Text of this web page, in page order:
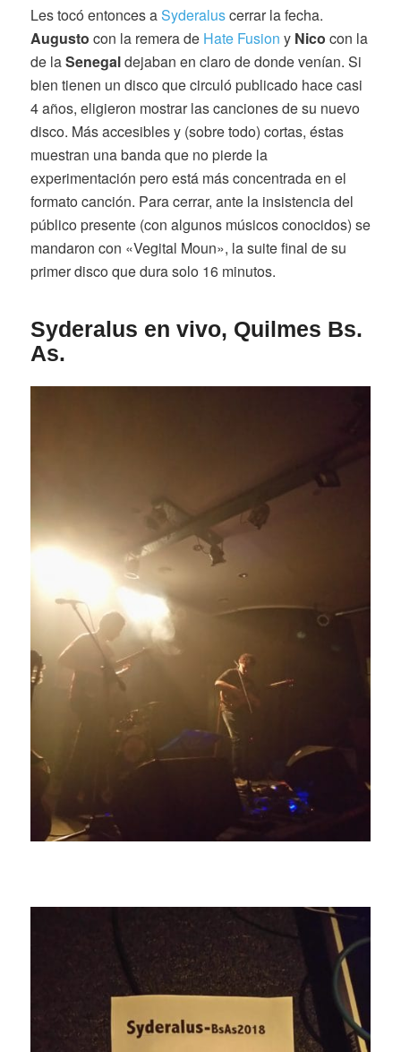
Les tocó entonces aSyderaluscerrar la fecha.
Augusto con la remera de Hate Fusion y Nico con la
de laSenegaldejaban en claro de donde venían. Si
bien tienen un disco que circuló publicado hace casi
4 años, eligieron mostrar las canciones de su nuevo
disco. Más accesibles y (sobre todo) cortas, éstas
muestran una banda que no pierde la
experimentación pero está más concentrada en el
formato canción. Para cerrar, ante la insistencia del
público presente (con algunos músicos conocidos) se
mandaron con «Vegital Moun», la suite final de su
primer disco que dura solo 16 minutos.
Syderalus en vivo, Quilmes Bs.
As.